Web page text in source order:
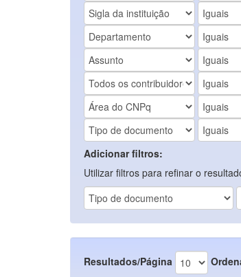
Adicionar filtros:
Utilizar filtros para refinar o
Resultados/Página